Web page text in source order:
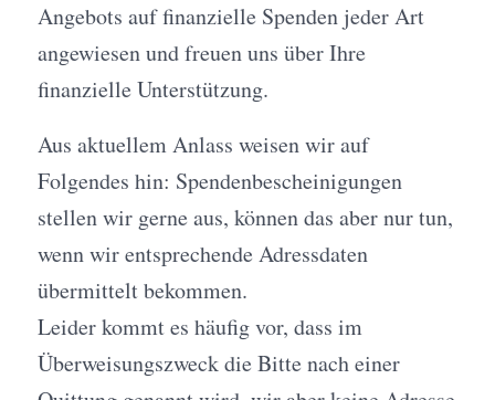
Angebots auf finanzielle Spenden jeder Art
angewiesen und freuen uns über Ihre
finanzielle Unterstützung.
Aus aktuellem Anlass weisen wir auf
Folgendes hin: Spendenbescheinigungen
stellen wir gerne aus, können das aber nur tun,
wenn wir entsprechende Adressdaten
übermittelt bekommen.
Leider kommt es häufig vor, dass im
Überweisungszweck die Bitte nach einer